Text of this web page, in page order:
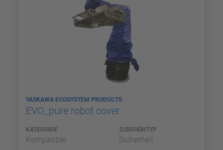
YASKAWA ECOSYSTEM PRODUCTS
EVO_pure robot cover
KATEGORIE
Kompatibel
ZUBEHÖRTYP
Sicherheit